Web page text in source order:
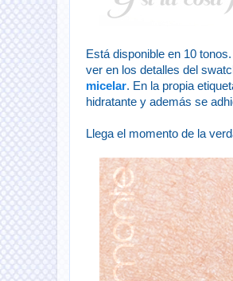
Está disponible en 10
ver en los detalles del
micelar. En la propia
hidratante y además se
Llega el momento de la